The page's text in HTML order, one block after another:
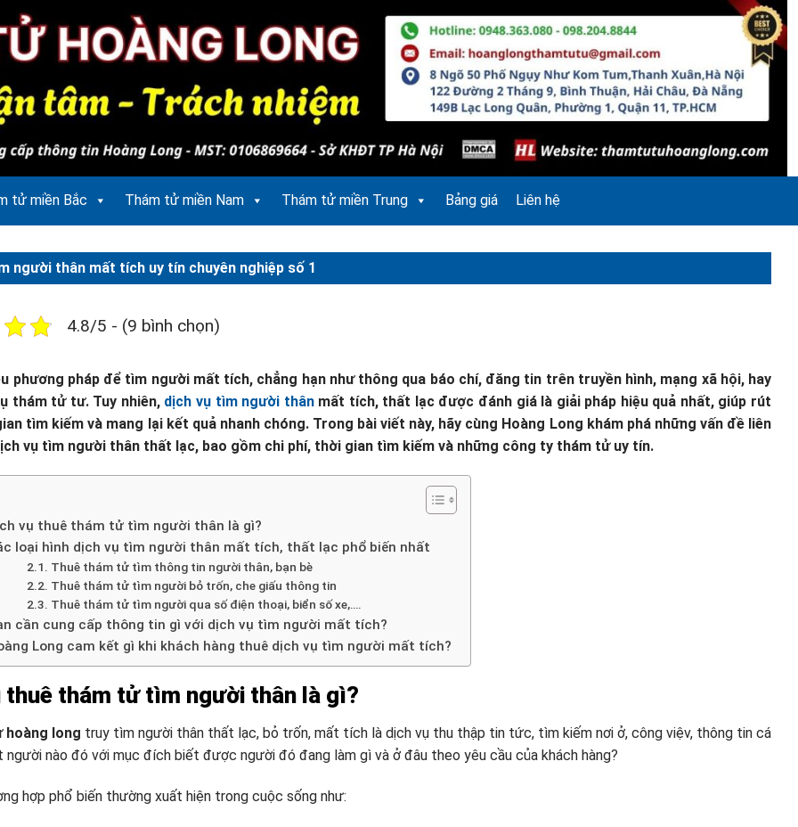
tử miền Bắc Thám tử miền Nam Thám tử miền Trung Bảng giá Liên hệ
người thân mất tích uy tín chuyên nghiệp số 1
4.8/5 - (9 bình chọn)
phương pháp để tìm người mất tích, chẳng hạn như thông qua báo chí, đăng tin trên truyền hình, mạng xã hội, hay
thám tử tư. Tuy nhiên, dịch vụ tìm người thânmất tích, thất lạc được đánh giá là giải pháp hiệu quả nhất, giúp rút
tìm kiếm và mang lại kết quả nhanh chóng. Trong bài viết này, hãy cùng Hoàng Long khám phá những vấn đề liên
vụ tìm người thân thất lạc, bao gồm chi phí, thời gian tìm kiếm và những công ty thám tử uy tín.
vụ thuê thám tử tìm người thân là gì?
loại hình dịch vụ tìm người thân mất tích, thất lạc phổ biến nhất
Thuê thám tử tìm thông tin người thân, bạn bè
Thuê thám tử tìm người bỏ trốn, che giấu thông tin
Thuê thám tử tìm người qua số điện thoại, biển số xe,….
cần cung cấp thông tin gì với dịch vụ tìm người mất tích?
Long cam kết gì khi khách hàng thuê dịch vụ tìm người mất tích?
thuê thám tử tìm người thân là gì?
hoàng long truy tìm người thân thất lạc, bỏ trốn, mất tích là dịch vụ thu thập tin tức, tìm kiếm nơi ở, công việv, thông tin cá
người nào đó với mục đích biết được người đó đang làm gì và ở đâu theo yêu cầu của khách hàng?
hợp phổ biến thường xuất hiện trong cuộc sống như: